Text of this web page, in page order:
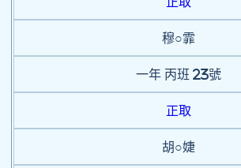
穆○霏
一年 丙班 23號
正取
胡○婕